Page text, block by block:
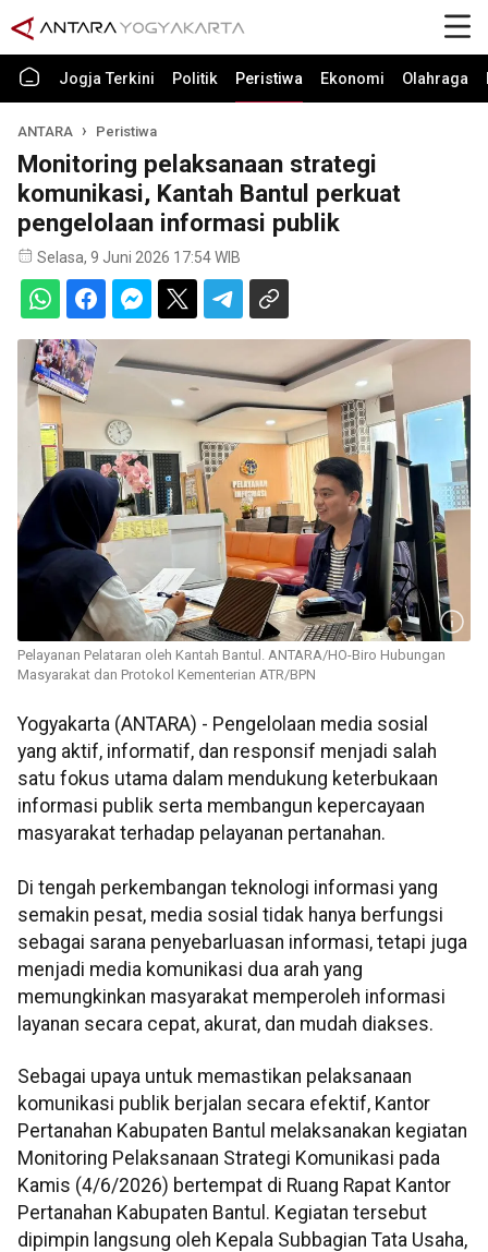
Jogja Terkini Politik Peristiwa Ekonomi Olahraga
ANTARA Peristiwa
Monitoring pelaksanaan strategi
komunikasi, Kantah Bantul perkuat
pengelolaan informasi publik
Selasa, 9 Juni 2026 17:54 WIB
Pelayanan Pelataran oleh Kantah Bantul. ANTARA/HO-Biro Hubungan
Masyarakat dan Protokol Kementerian ATR/BPN
Yogyakarta (ANTARA) - Pengelolaan media sosial
yang aktif, informatif, dan responsif menjadi salah
satu fokus utama dalam mendukung keterbukaan
informasi publik serta membangun kepercayaan
masyarakat terhadap pelayanan pertanahan.
Di tengah perkembangan teknologi informasi yang
semakin pesat, media sosial tidak hanya berfungsi
sebagai sarana penyebarluasan informasi, tetapi juga
menjadi media komunikasi dua arah yang
memungkinkan masyarakat memperoleh informasi
layanan secara cepat, akurat, dan mudah diakses.
Sebagai upaya untuk memastikan pelaksanaan
komunikasi publik berjalan secara efektif, Kantor
Pertanahan Kabupaten Bantul melaksanakan kegiatan
Monitoring Pelaksanaan Strategi Komunikasi pada
Kamis (4/6/2026) bertempat di Ruang Rapat Kantor
Pertanahan Kabupaten Bantul. Kegiatan tersebut
dipimpin langsung oleh Kepala Subbagian Tata Usaha,